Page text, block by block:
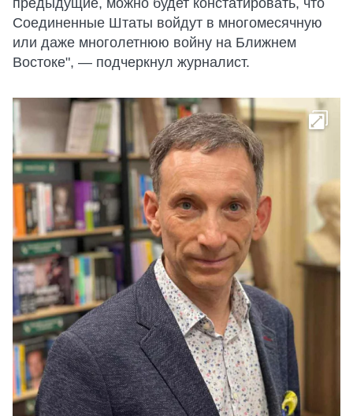
предыдущие, можно будет констатировать, что
Соединенные Штаты войдут в многомесячную
или даже многолетнюю войну на Ближнем
Востоке", — подчеркнул журналист.